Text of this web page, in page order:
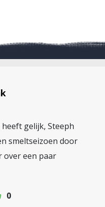
gelijk, Steeph
smeltseizoen door
over een paar
0